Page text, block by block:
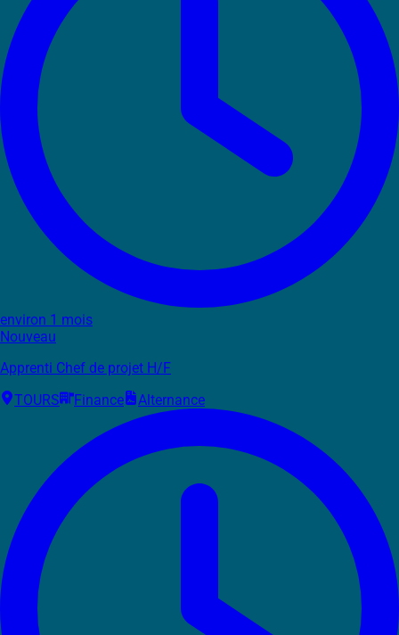
environ 1 mois
Nouveau
Apprenti Chef de projet H/F
TOURS
Finance Alternance